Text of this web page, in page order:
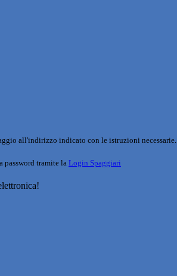
all'indirizzo indicato con le istruzioni necessarie.
password tramite la Login Spaggiari